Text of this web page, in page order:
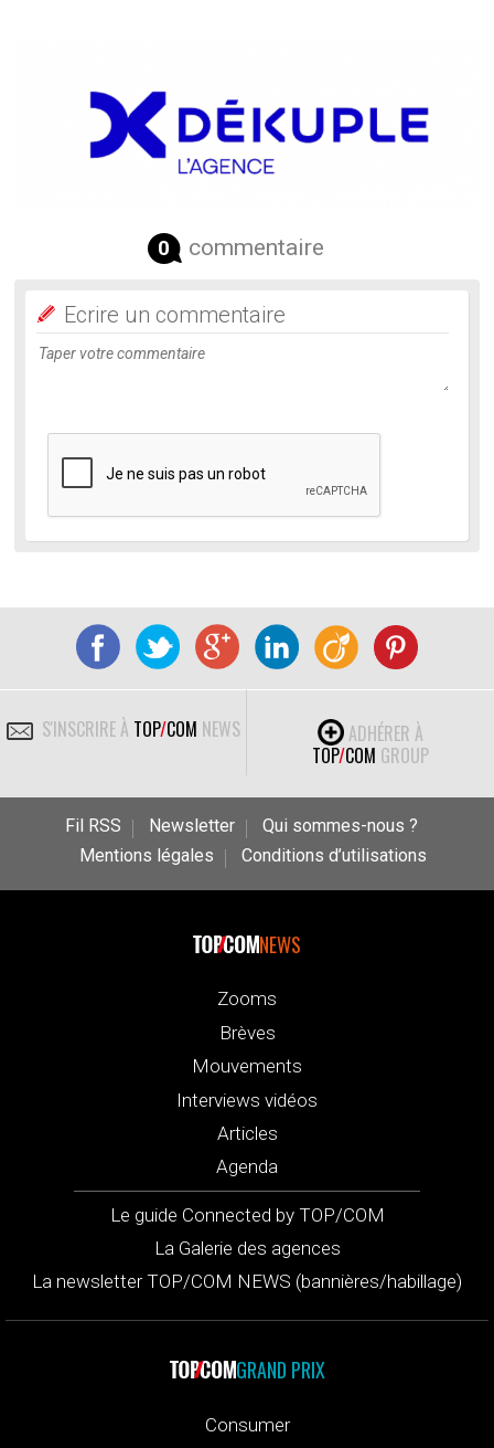
0 commentaire
Ecrire un commentaire
S'INSCRIRE À TOP/COM NEWS
ADHÉRER À
TOP/COM GROUP
Fil RSS Newsletter
Qui sommes-nous ?
Mentions légales
Conditions d’utilisations
NEWS
Zooms
Brèves
Mouvements
Interviews vidéos
Articles
Agenda
Le guide Connected by TOP/COM
La Galerie des agences
La newsletter TOP/COM NEWS (bannières/habillage)
GRAND PRIX
Consumer